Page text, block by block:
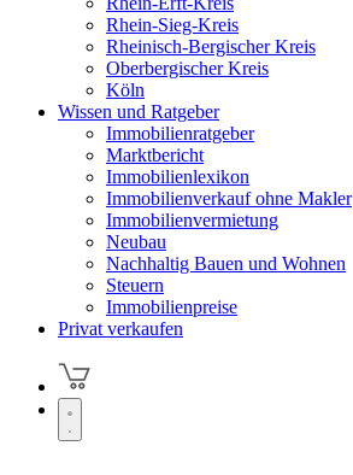
Rhein-Sieg-Kreis
Rheinisch-Bergischer Kreis
Oberbergischer Kreis
Köln
Wissen und Ratgeber
Immobilienratgeber
Marktbericht
Immobilienlexikon
Immobilienverkauf ohne Makler
Immobilienvermietung
Neubau
Nachhaltig Bauen und Wohnen
Steuern
Immobilienpreise
Privat verkaufen